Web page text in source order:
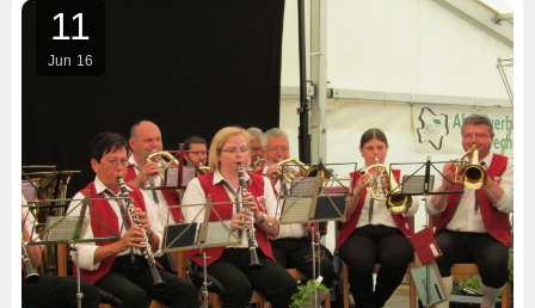
11
Jun 16